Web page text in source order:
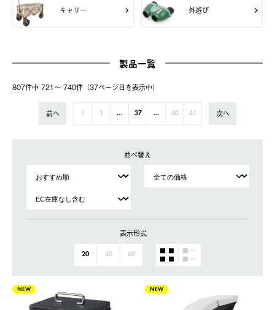
キャリー 外遊び
製品一覧
807件中 721〜 740件（37ページ⽬を表⽰中）
前へ 2 ... 37 ... 40 41 次へ
並べ替え
表示形式
20 40 60
NEW NEW